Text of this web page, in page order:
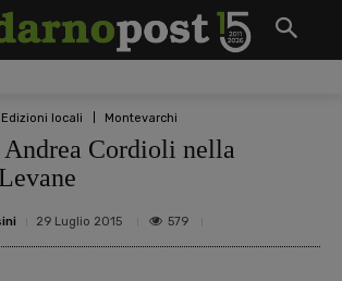
Edizioni locali Montevarchi
Andrea Cordioli nella
29 Luglio 2015 579